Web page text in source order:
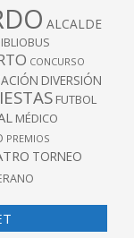
ALCALDE
CONCURSO
DIVERSIÓN
FUTBOL
MÉDICO
PREMIOS
TORNEO